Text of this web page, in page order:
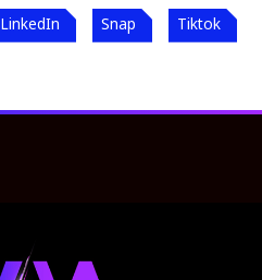
LinkedIn Snap Tiktok